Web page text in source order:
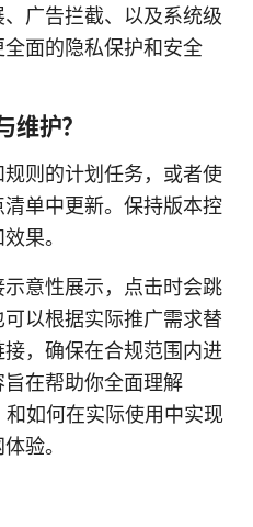
广告拦截、以及系统级
面的隐私保护和安全
维护？
则的计划任务，或者使
单中更新。保持版本控
果。
意性展示，点击时会跳
以根据实际推广需求替
，确保在合规范围内进
在帮助你全面理解
如何在实际使用中实现
验。